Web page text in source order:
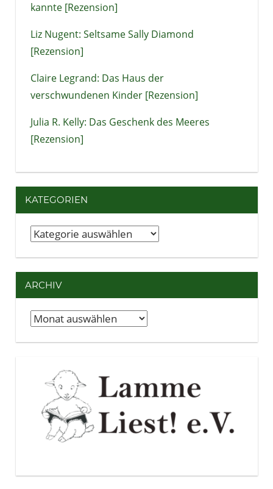
kannte [Rezension]
Liz Nugent: Seltsame Sally Diamond
[Rezension]
Claire Legrand: Das Haus der
verschwundenen Kinder [Rezension]
Julia R. Kelly: Das Geschenk des Meeres
[Rezension]
KATEGORIEN
Kategorien
ARCHIV
Archiv